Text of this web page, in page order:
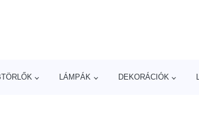
LÁMPÁK DEKORÁCIÓK